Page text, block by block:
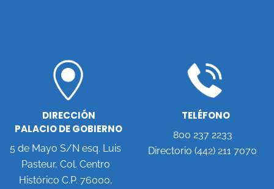
DIRECCIÓN
PALACIO DE GOBIERNO
5 de Mayo S/N esq. Luis
Pasteur, Col. Centro
Histórico C.P. 76000,
TELÉFONO
800 237 2233
Directorio (442) 211 7070